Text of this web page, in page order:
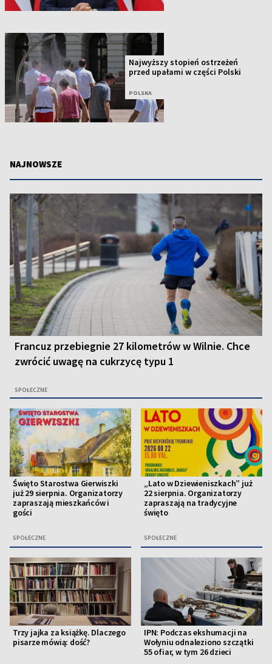
Najwyższy stopień ostrzeżeń
przed upałami w części Polski
POLSKA
NAJNOWSZE
Francuz przebiegnie 27 kilometrów w Wilnie. Chce
zwrócić uwagę na cukrzycę typu 1
SPOŁECZNE
Święto Starostwa Gierwiszki
już 29 sierpnia. Organizatorzy
zapraszają mieszkańców i
gości
SPOŁECZNE
„Lato w Dziewieniszkach” już
22 sierpnia. Organizatorzy
zapraszają na tradycyjne
święto
SPOŁECZNE
Trzy jajka za książkę. Dlaczego
pisarze mówią: dość?
IPN: Podczas ekshumacji na
Wołyniu odnaleziono szczątki
55 ofiar, w tym 26 dzieci